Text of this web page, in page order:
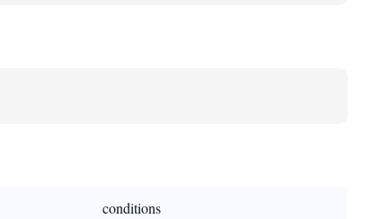
conditions